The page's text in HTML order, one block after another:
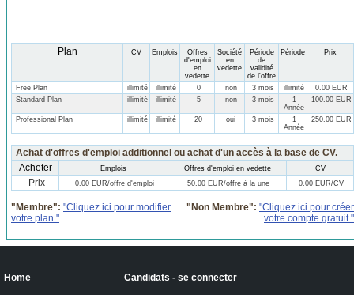
Plan CV Emplois
Offres
d'emploi
en
vedette
Société
en
vedette
Période
de
validité
de l'offre
Période Prix
Free Plan illimité illimité 0 non 3 mois illimité
0.00 EUR
Standard Plan
illimité illimité 5 non 3 mois
1
Année
100.00 EUR
Professional Plan illimité illimité 20 oui 3 mois
1
Année
250.00 EUR
Achat d'offres d'emploi additionnel ou achat d'un accès à la base de CV.
Acheter
Emplois Offres d'emploi en vedette CV
Prix 0.00 EUR/offre d'emploi 50.00 EUR/offre à la une 0.00 EUR/CV
"Membre": "Cliquez ici pour modifier
votre plan."
"Non Membre": "Cliquez ici pour créer
votre compte gratuit."
Home Candidats - se connecter